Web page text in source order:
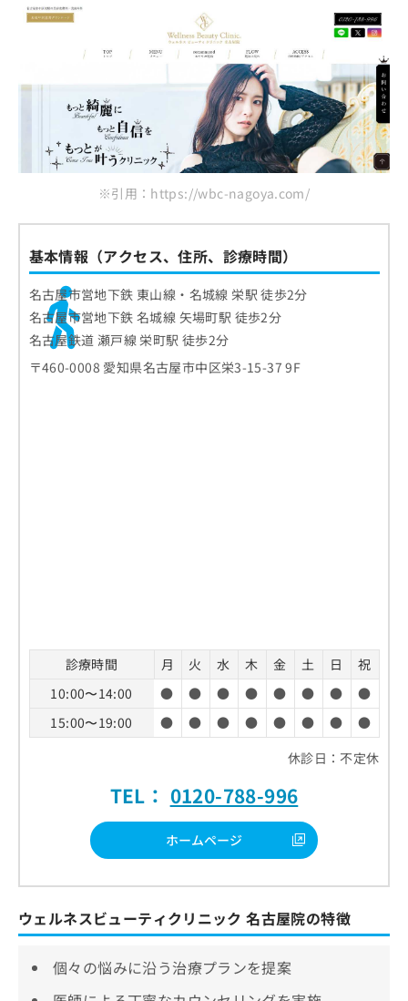
※引用：https://wbc-nagoya.com/
基本情報（アクセス、住所、診療時間）
名古屋市営地下鉄 東山線・名城線 栄駅 徒歩2分
名古屋市営地下鉄 名城線 矢場町駅 徒歩2分
名古屋鉄道 瀬戸線 栄町駅 徒歩2分
〒460-0008 愛知県名古屋市中区栄3-15-37 9F
診療時間 月 火 水 木 金 土 日
祝
10:00〜14:00
● ● ● ● ● ● ●
●
15:00〜19:00
● ● ● ● ● ● ●
●
休診日：不定休
TEL： 0120-788-996
ホームページ
ウェルネスビューティクリニック 名古屋院の特徴
個々の悩みに沿う治療プランを提案